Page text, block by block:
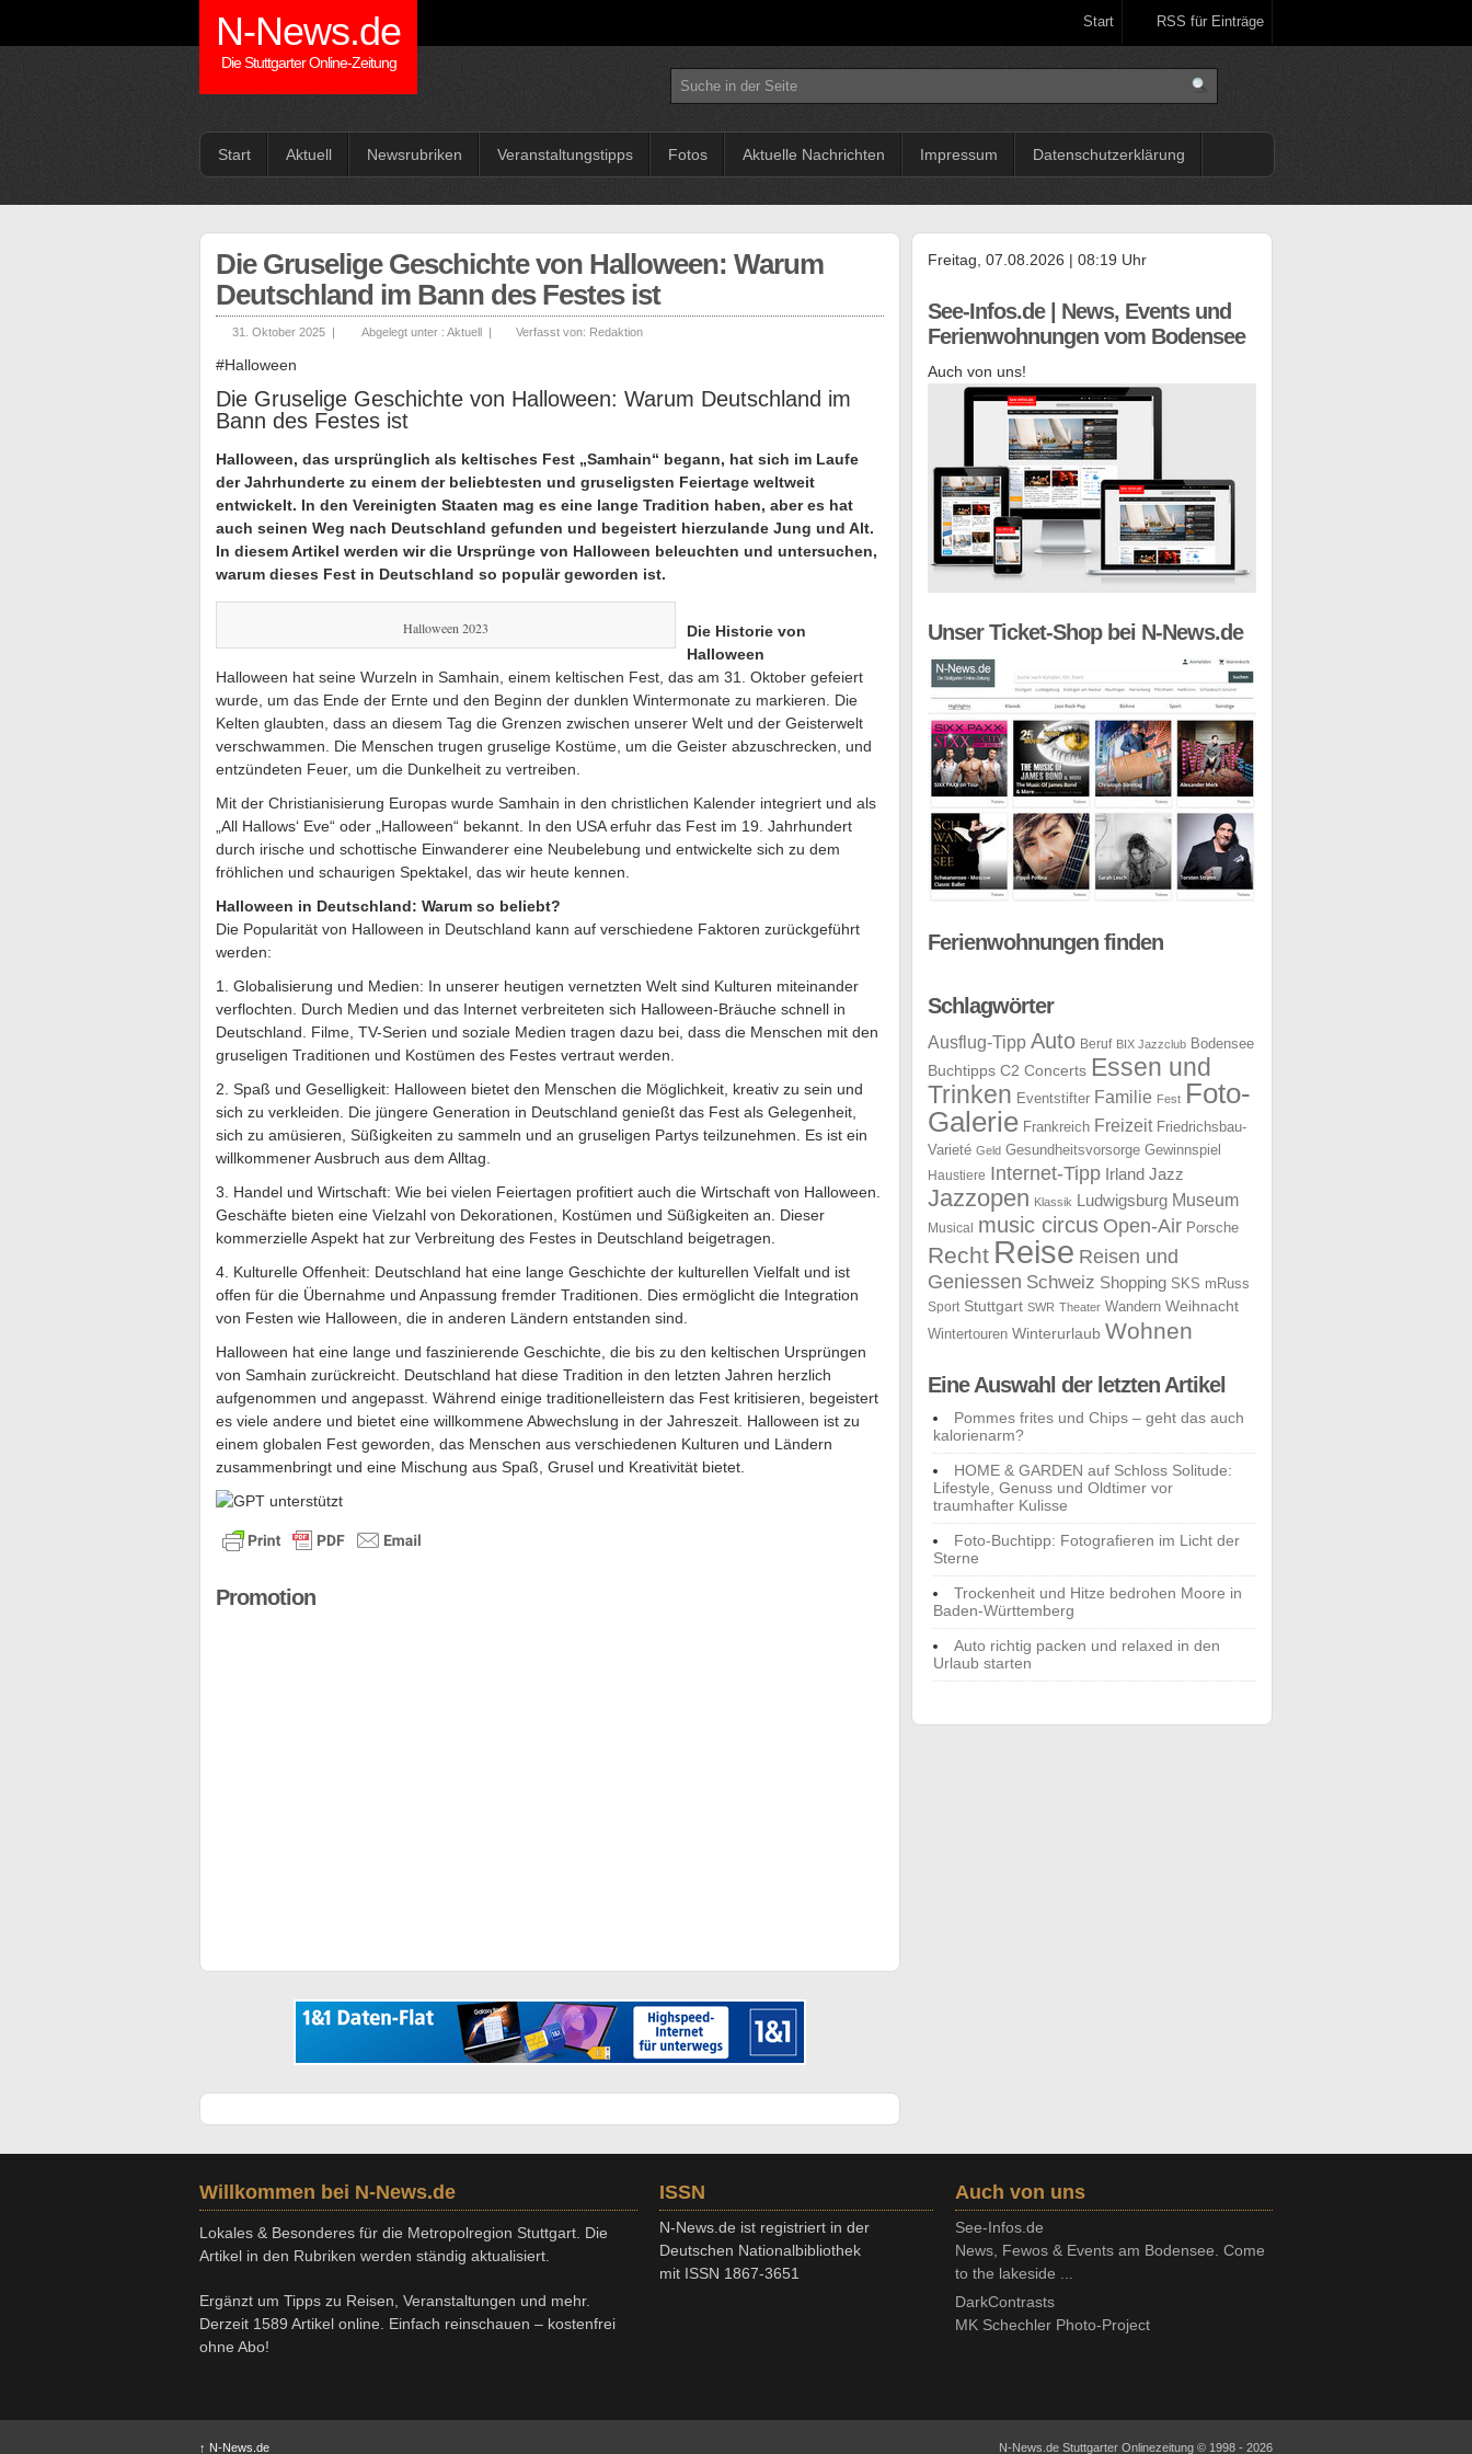
N-News.de
Die Stuttgarter Online-Zeitung
Start RSS für Einträge
Start Aktuell Newsrubriken Veranstaltungstipps Fotos Aktuelle Nachrichten Impressum Datenschutzerklärung
Die Gruselige Geschichte von Halloween: Warum
Deutschland im Bann des Festes ist
31. Oktober 2025 | Abgelegt unter : Aktuell | Verfasst von: Redaktion
#Halloween
Die Gruselige Geschichte von Halloween: Warum Deutschland im
Bann des Festes ist
Halloween, das ursprünglich als keltisches Fest „Samhain“ begann, hat sich im Laufe
der Jahrhunderte zu einem der beliebtesten und gruseligsten Feiertage weltweit
entwickelt. In den Vereinigten Staaten mag es eine lange Tradition haben, aber es hat
auch seinen Weg nach Deutschland gefunden und begeistert hierzulande Jung und Alt.
In diesem Artikel werden wir die Ursprünge von Halloween beleuchten und untersuchen,
warum dieses Fest in Deutschland so populär geworden ist.
Halloween 2023
Die Historie von
Halloween
Halloween hat seine Wurzeln in Samhain, einem keltischen Fest, das am 31. Oktober gefeiert
wurde, um das Ende der Ernte und den Beginn der dunklen Wintermonate zu markieren. Die
Kelten glaubten, dass an diesem Tag die Grenzen zwischen unserer Welt und der Geisterwelt
verschwammen. Die Menschen trugen gruselige Kostüme, um die Geister abzuschrecken, und
entzündeten Feuer, um die Dunkelheit zu vertreiben.
Mit der Christianisierung Europas wurde Samhain in den christlichen Kalender integriert und als
„All Hallows‘ Eve“ oder „Halloween“ bekannt. In den USA erfuhr das Fest im 19. Jahrhundert
durch irische und schottische Einwanderer eine Neubelebung und entwickelte sich zu dem
fröhlichen und schaurigen Spektakel, das wir heute kennen.
Halloween in Deutschland: Warum so beliebt?
Die Popularität von Halloween in Deutschland kann auf verschiedene Faktoren zurückgeführt
werden:
1. Globalisierung und Medien: In unserer heutigen vernetzten Welt sind Kulturen miteinander
verflochten. Durch Medien und das Internet verbreiteten sich Halloween-Bräuche schnell in
Deutschland. Filme, TV-Serien und soziale Medien tragen dazu bei, dass die Menschen mit den
gruseligen Traditionen und Kostümen des Festes vertraut werden.
2. Spaß und Geselligkeit: Halloween bietet den Menschen die Möglichkeit, kreativ zu sein und
sich zu verkleiden. Die jüngere Generation in Deutschland genießt das Fest als Gelegenheit,
sich zu amüsieren, Süßigkeiten zu sammeln und an gruseligen Partys teilzunehmen. Es ist ein
willkommener Ausbruch aus dem Alltag.
3. Handel und Wirtschaft: Wie bei vielen Feiertagen profitiert auch die Wirtschaft von Halloween.
Geschäfte bieten eine Vielzahl von Dekorationen, Kostümen und Süßigkeiten an. Dieser
kommerzielle Aspekt hat zur Verbreitung des Festes in Deutschland beigetragen.
4. Kulturelle Offenheit: Deutschland hat eine lange Geschichte der kulturellen Vielfalt und ist
offen für die Übernahme und Anpassung fremder Traditionen. Dies ermöglicht die Integration
von Festen wie Halloween, die in anderen Ländern entstanden sind.
Halloween hat eine lange und faszinierende Geschichte, die bis zu den keltischen Ursprüngen
von Samhain zurückreicht. Deutschland hat diese Tradition in den letzten Jahren herzlich
aufgenommen und angepasst. Während einige traditionelleistern das Fest kritisieren, begeistert
es viele andere und bietet eine willkommene Abwechslung in der Jahreszeit. Halloween ist zu
einem globalen Fest geworden, das Menschen aus verschiedenen Kulturen und Ländern
zusammenbringt und eine Mischung aus Spaß, Grusel und Kreativität bietet.
Promotion
Freitag, 07.08.2026 | 08:19 Uhr
See-Infos.de | News, Events und
Ferienwohnungen vom Bodensee
Auch von uns!
Unser Ticket-Shop bei N-News.de
Ferienwohnungen finden
Schlagwörter
Ausflug-Tipp Auto Beruf BIX Jazzclub Bodensee
Buchtipps C2 Concerts Essen und
Trinken Eventstifter Familie Fest Foto-
Galerie Frankreich Freizeit Friedrichsbau-
Varieté Geld Gesundheitsvorsorge Gewinnspiel
Haustiere Internet-Tipp Irland Jazz
Jazzopen Klassik Ludwigsburg Museum
Musical music circus Open-Air Porsche
Recht Reise Reisen und
Geniessen Schweiz Shopping SKS mRuss
Sport Stuttgart SWR Theater Wandern Weihnacht
Wintertouren Winterurlaub Wohnen
Eine Auswahl der letzten Artikel
Pommes frites und Chips – geht das auch
kalorienarm?
HOME & GARDEN auf Schloss Solitude:
Lifestyle, Genuss und Oldtimer vor
traumhafter Kulisse
Foto-Buchtipp: Fotografieren im Licht der
Sterne
Trockenheit und Hitze bedrohen Moore in
Baden-Württemberg
Auto richtig packen und relaxed in den
Urlaub starten
Willkommen bei N-News.de
Lokales & Besonderes für die Metropolregion Stuttgart. Die
Artikel in den Rubriken werden ständig aktualisiert.
Ergänzt um Tipps zu Reisen, Veranstaltungen und mehr.
Derzeit 1589 Artikel online. Einfach reinschauen – kostenfrei
ohne Abo!
ISSN
N-News.de ist registriert in der
Deutschen Nationalbibliothek
mit ISSN 1867-3651
Auch von uns
See-Infos.de
News, Fewos & Events am Bodensee. Come
to the lakeside ...
DarkContrasts
MK Schechler Photo-Project
↑ N-News.de N-News.de Stuttgarter Onlinezeitung © 1998 - 2026